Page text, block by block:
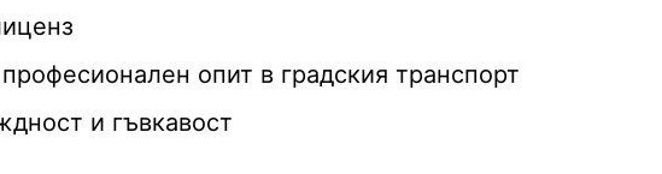
опит в градския транспорт
и гъвкавост